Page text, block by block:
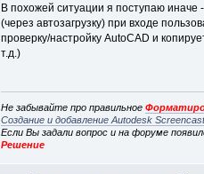
В похожей ситуации я поступаю иначе
(через автозагрузку) при входе
проверку/настройку AutoCAD и
т.д.)
Не забывайте про правильное
Создание и добавление Autodesk
Если Вы задали вопрос и на форуме
Решение